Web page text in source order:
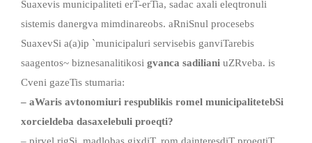
Suaxevis municipaliteti erT-erTia, sadac axali eleqtronuli
sistemis danergva mimdinareobs. aRniSnul procesebs
SuaxevSi a(a)ip `municipaluri servisebis ganviTarebis
saagentos~ biznesanalitikosi gvanca sadiliani uZRveba. is
Cveni gazeTis stumaria:
– aWaris avtonomiuri respublikis romel municipalitetebSi
xorcieldeba dasaxelebuli proeqti?